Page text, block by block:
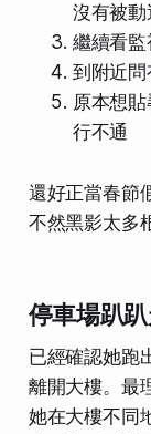
沒有被動
繼續看
到附近問
原本想
行不通
還好正當春節
不然黑影太多
停車場趴
已經確認她跑
離開大樓。最
她在大樓不同